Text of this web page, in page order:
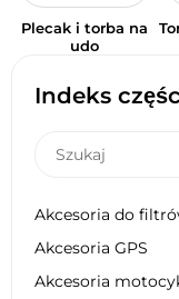
Indeks
Akcesoria do
Akcesoria GPS
Akcesoria
Plecak i torba na
udo